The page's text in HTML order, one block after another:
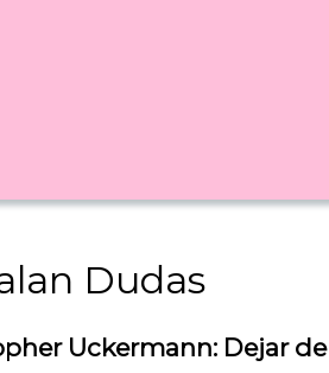
Dudas
Uckermann: Dejar